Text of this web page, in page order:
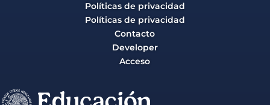
Políticas de privacidad
Políticas de privacidad
Contacto
Developer
Acceso